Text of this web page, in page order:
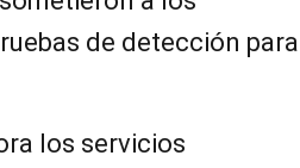
de detección para
los servicios